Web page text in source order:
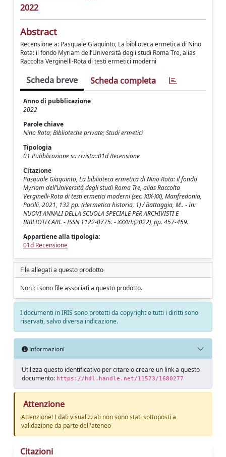
2022
Abstract
Recensione a: Pasquale Giaquinto, La biblioteca ermetica di Nino
Rota: il fondo Myriam dell’Università degli studi Roma Tre, alias
Raccolta Verginelli-Rota di testi ermetici moderni
Scheda breve Scheda completa
Anno di pubblicazione
2022
Parole chiave
Nino Rota; Biblioteche private; Studi ermetici
Tipologia
01 Pubblicazione su rivista::01d Recensione
Citazione
Pasquale Giaquinto, La biblioteca ermetica di Nino Rota: il fondo
Myriam dell’Università degli studi Roma Tre, alias Raccolta
Verginelli-Rota di testi ermetici moderni (sec. XIX-XX), Manfredonia,
Pacilli, 2021, 132 pp. (Hermetica historia, 1) / Battaggia, M.. - In:
NUOVI ANNALI DELLA SCUOLA SPECIALE PER ARCHIVISTI E
BIBLIOTECARI. - ISSN 1122-0775. - XXXVI:(2022), pp. 457-459.
Appartiene alla tipologia:
01d Recensione
File allegati a questo prodotto
Non ci sono file associati a questo prodotto.
I documenti in IRIS sono protetti da copyright e tutti i diritti sono
riservati, salvo diversa indicazione.
Informazioni
Utilizza questo identificativo per citare o creare un link a questo
documento: https://hdl.handle.net/11573/1680277
Attenzione
Attenzione! I dati visualizzati non sono stati sottoposti a
validazione da parte dell'ateneo
Citazioni